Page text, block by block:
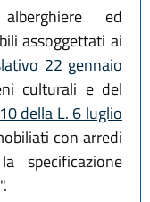
ed
assoggettati ai
22 gennaio
culturali e del
della L. 6 luglio
con arredi
specificazione